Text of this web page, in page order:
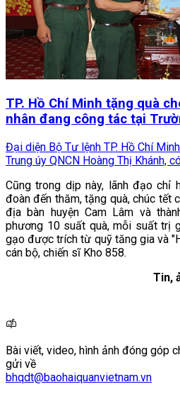
TP. Hồ Chí Minh tặng quà
nhân đang công tác tại
Đại diện Bộ Tư lệnh TP. Hồ Chí
Trung úy QNCN Hoàng Thị Khánh,
Cũng trong dịp này, lãnh đạo
đoàn đến thăm, tặng quà, chúc tết
địa bàn huyện Cam Lâm và
phương 10 suất quà, mỗi suất trị
gạo được trích từ quỹ tăng gia và
cán bộ, chiến sĩ Kho 858.
Tin,
Bài viết, video, hình ảnh đóng góp
gửi về
bhqdt@baohaiquanvietnam.vn